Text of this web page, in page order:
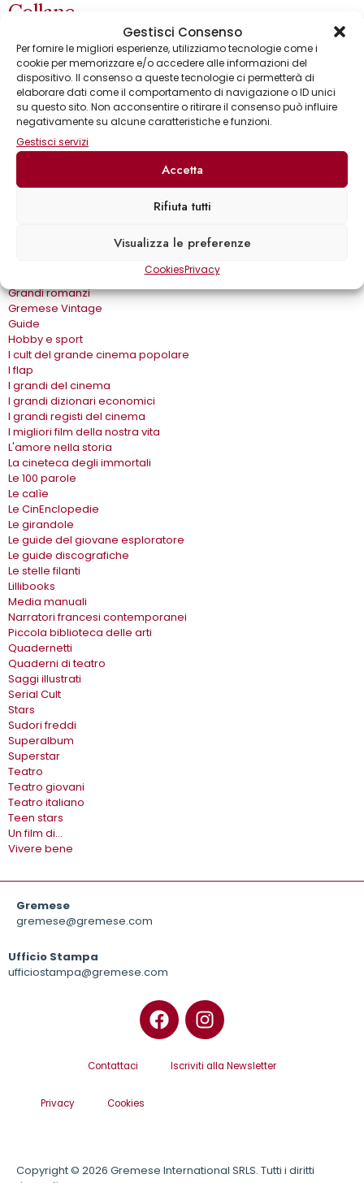
Gestisci Consenso
Per fornire le migliori esperienze, utilizziamo tecnologie come i
cookie per memorizzare e/o accedere alle informazioni del
dispositivo. Il consenso a queste tecnologie ci permetterà di
elaborare dati come il comportamento di navigazione o ID unici
su questo sito. Non acconsentire o ritirare il consenso può influire
negativamente su alcune caratteristiche e funzioni.
Gestisci servizi
Accetta
Rifiuta tutti
Visualizza le preferenze
CookiesPrivacy
Collane
Astronomia & dintorni
Bear Grylls adventures
Biblioteca delle arti
Biblioteca gastronomica
Cinema e miti
Crimen
Dialoghi
Dive&Divi
Effetto cinema
Grandi romanzi
Gremese Vintage
Guide
Hobby e sport
I cult del grande cinema popolare
I flap
I grandi del cinema
I grandi dizionari economici
I grandi registi del cinema
I migliori film della nostra vita
L'amore nella storia
La cineteca degli immortali
Le 100 parole
Le calìe
Le CinEnclopedie
Le girandole
Le guide del giovane esploratore
Le guide discografiche
Le stelle filanti
Lillibooks
Media manuali
Narratori francesi contemporanei
Piccola biblioteca delle arti
Quadernetti
Quaderni di teatro
Saggi illustrati
Serial Cult
Stars
Sudori freddi
Superalbum
Superstar
Teatro
Teatro giovani
Teatro italiano
Teen stars
Un film di…
Vivere bene
Gremese
gremese@gremese.com
Ufficio Stampa
ufficiostampa@gremese.com
Contattaci Iscriviti alla Newsletter
Privacy Cookies
Copyright © 2026 Gremese International SRLS. Tutti i diritti